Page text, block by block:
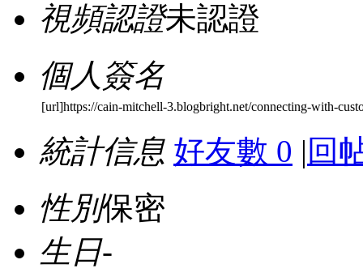
視頻認證未認證
個人簽名
[url]https://cain-mitchell-3.blogbright.net/connecting-with-
統計信息 好友數 0 | 回
性別保密
生日-